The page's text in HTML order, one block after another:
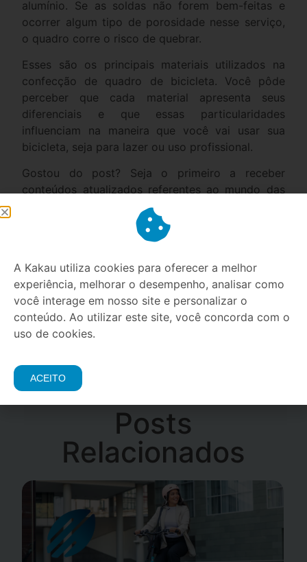
alumínio. Se as soldas não forem bem-feitas e
ocorrer algum tipo de porosidade nesse serviço,
o quadro corre o risco de quebrar.
Esses são os principais materiais utilizados na
confecção de quadro de bicicleta. Você pôde
perceber que cada material apresenta seus
diferenciais e que essas particularidades
influenciam na maneira que você vai usar sua
bicicleta, seja para lazer ou uso profissional.
Gostou do post? Seja o primeiro a receber
conteúdos atualizados referentes ao mundo das
bikes diretamente em seu e-mail. Para isso, basta
assinar nossa newsletter.
ANTERIOR
Como escolher o melhor drone para casar com o seu celular 4 filmes sobre ciclismo para você assistir nas férias!
Posts
Relacionados
A Kakau utiliza cookies para oferecer a melhor
experiência, melhorar o desempenho, analisar como
você interage em nosso site e personalizar o
conteúdo. Ao utilizar este site, você concorda com o
uso de cookies.
ACEITO